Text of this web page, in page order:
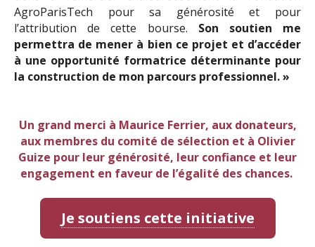
AgroParisTech pour sa générosité et pour
l’attribution de cette bourse. Son soutien me
permettra de mener à bien ce projet et d’accéder
à une opportunité formatrice déterminante pour
la construction de mon parcours professionnel. »
Un grand merci à Maurice Ferrier, aux donateurs,
aux membres du comité de sélection et à Olivier
Guize pour leur générosité, leur confiance et leur
engagement en faveur de l’égalité des chances.
Je soutiens cette initiative